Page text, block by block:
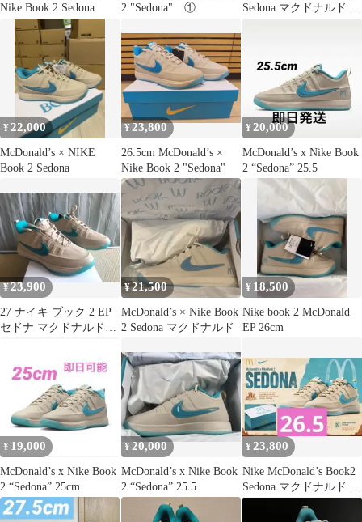
Nike Book 2 Sedona
2 "Sedona" ①
Sedona マクドナルド ブ
¥ 22,000
McDonald’s × NIKE
Book 2 Sedona
¥23,800
26.5cm McDonald’s ×
Nike Book 2 "Sedona"
¥20,000
McDonald’s x Nike Book
2 “Sedona” 25.5
¥23,900
27 ナイキ ブック 2 EP
セドナ マクドナルド
¥21,500
McDonald’s × Nike Book
2 Sedona マクドナルド
¥ 18,500
Nike book 2 McDonald
EP 26cm
¥ 19,000
McDonald’s x Nike Book
2 “Sedona” 25cm
¥20,000
McDonald’s x Nike Book
2 “Sedona” 25.5
¥ 23,800
Nike McDonald’s Book2
Sedona マクドナルド ブ
ック2